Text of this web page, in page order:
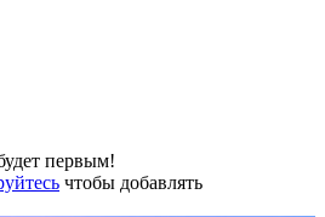
первым!
чтобы добавлять